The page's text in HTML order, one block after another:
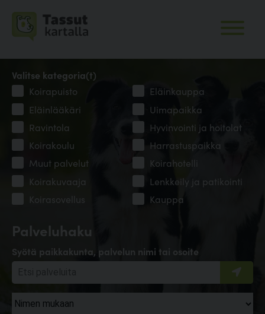
Palveluhaku
Syötä paikkakunta, palvelun nimi tai osoite
Valitse kategoria(t)
Koirapuisto
Eläinkauppa
Eläinlääkäri
Uimapaikka
Ravintola
Hyvinvointi ja hoitolat
Koirakoulu
Harrastuspaikka
Muut palvelut
Koirahotelli
Koirakuvaaja
Lenkkeily ja patikointi
Koirasovellus
Kauppa